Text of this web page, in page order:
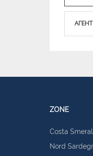
АГЕНТ
ZONE
Costa
Nord